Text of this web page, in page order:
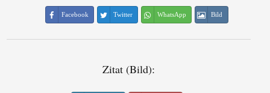
Facebook Twitter WhatsApp Bild
Zitat (Bild):